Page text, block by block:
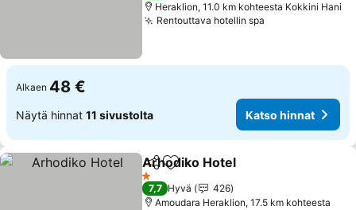
Heraklion, 11.0 km kohteesta Kokkini Hani
Rentouttava hotellin spa
Alkaen 48 €
Näytä hinnat 11 sivustolta Katso hinnat
Jaa Lisää suosikkeihin
Arhodiko Hotel
1 Tähtiluokitus
7,7 Hyvä
426
Amoudara Heraklion, 17.5 km kohteesta